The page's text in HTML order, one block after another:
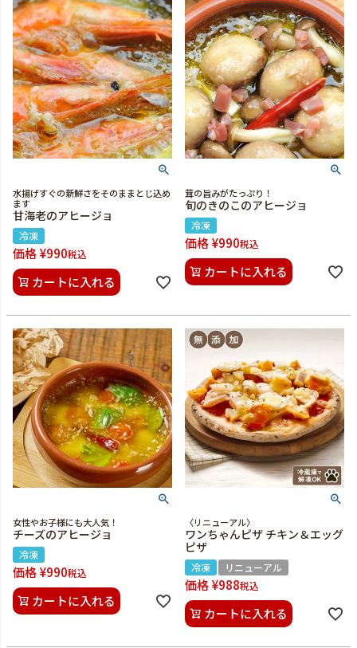
水揚げすぐの新鮮さをそのままとじ込め
ます
甘海老のアヒージョ
冷凍
価格¥990税込
カートに入れる
茸の旨みがたっぷり！
旬のきのこのアヒージョ
冷凍
価格¥990税込
カートに入れる
女性やお子様にも大人気！
チーズのアヒージョ
冷凍
価格¥990税込
カートに入れる
〈リニューアル〉
ワンちゃんピザ チキン＆エッグ
ピザ
冷凍 リニューアル
価格¥988税込
カートに入れる